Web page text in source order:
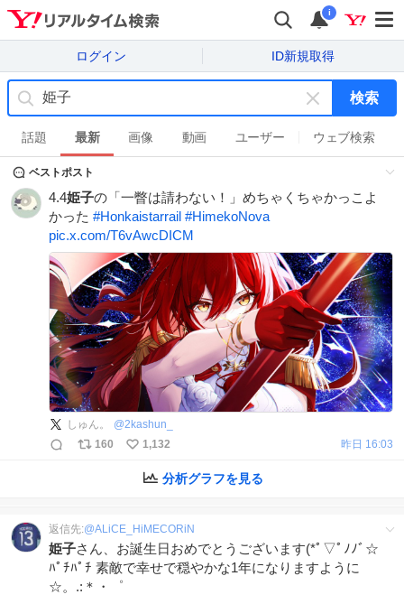
i
ログイン ID新規取得
キ
ー
ワ
ド
す
検索
話題 最新 画像 動画 ユーザー ウェブ検索
ベストポスト
4.4姫子の「一瞥は請わない！」めちゃくちゃかっこよ
かった #Honkaistarrail #HimekoNova
pic.x.com/T6vAwcDICM
しゅん。 @2kashun_
160
1,132 昨日 16:03
分析グラフを見る
返信先:@ALiCE_HiMECORiN
姫子さん、お誕生日おめでとうございます(*ﾟ▽ﾟﾉﾉﾞ☆
ﾊﾟﾁﾊﾟﾁ 素敵で幸せで穏やかな1年になりますように
☆。.:＊・゜